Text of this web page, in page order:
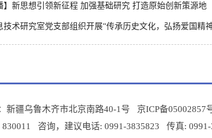
】新思想引领新征程 加强基础研究 打造原始创新策源地
技术研究室党支部组织开展“传承历史文化，弘扬爱国精
新疆乌鲁木齐市北京南路40-1号 京ICP备05002857
830011 咨询，建议电话: 0991-3835823 传真: 0991-